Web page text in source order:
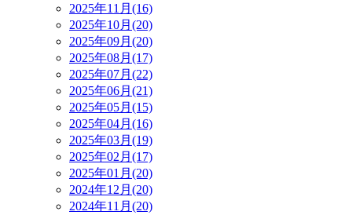
2025年11月(16)
2025年10月(20)
2025年09月(20)
2025年08月(17)
2025年07月(22)
2025年06月(21)
2025年05月(15)
2025年04月(16)
2025年03月(19)
2025年02月(17)
2025年01月(20)
2024年12月(20)
2024年11月(20)